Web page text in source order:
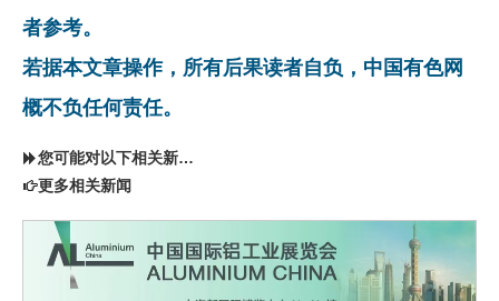
者参考。
若据本文章操作，所有后果读者自负，中国有色网
概不负任何责任。
您可能对以下相关新闻同样感兴趣
更多相关新闻